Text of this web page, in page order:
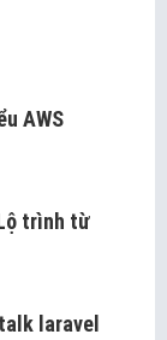
AWS
trình từ
laravel